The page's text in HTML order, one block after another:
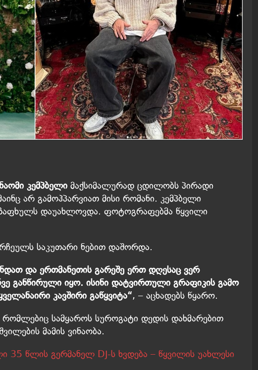
კემპბელი მაქსიმალურად ცდილობს პირადი
არ გამოჰპარვიათ მისი რომანი. კემპბელი
დაუახლოვდა. ფოტოგრაფებმა წყვილი
საკუთარი ნებით დაშორდა.
და ერთმანეთის გარეშე ერთ დღესაც ვერ
განწირული იყო. ისინი დატვირთული გრაფიკის გამო
კავშირი გაწყვიტა“, – აცხადებს წყარო.
სამყაროს სუროგატი დედის დახმარებით
მამის ვინაობა.
35 წლის გერმანელ DJ-ს ხვდება – წყვილის უახლესი